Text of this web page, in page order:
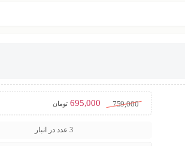
759,000
695,000 تومان
3 عدد در انبار